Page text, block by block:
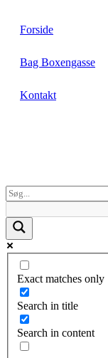
Forside
Bag Boxengasse
Kontakt
Exact matches only
Search in title
Search in content